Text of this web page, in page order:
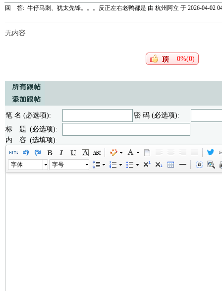
回 答: 牛仔马刺、犹太先锋。。。反正左右老鸭都是 由 杭州阿立 于 2026-04-02
无内容
0%(0)
笔 名 (必选项):
密 码 (必选项):
标 题 (必选项):
内 容 (选填项):
字体 字号